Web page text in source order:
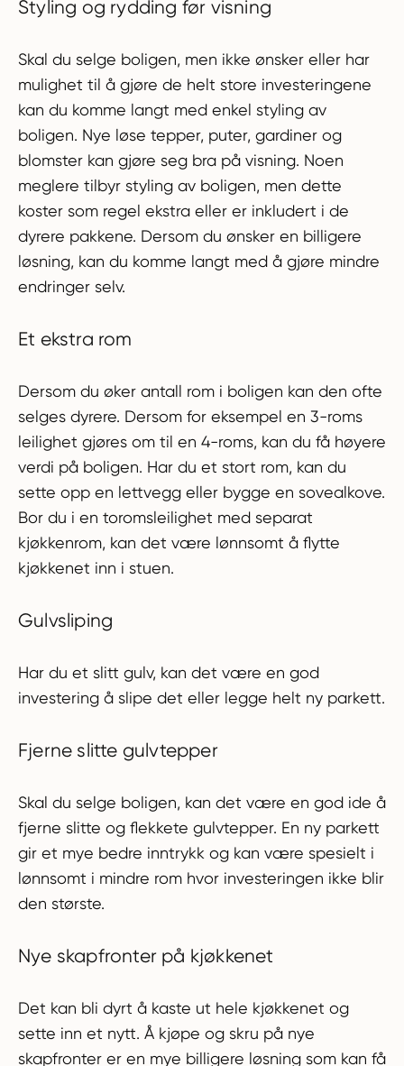
Styling og rydding før visning
Skal du selge boligen, men ikke ønsker eller har
mulighet til å gjøre de helt store investeringene
kan du komme langt med enkel styling av
boligen. Nye løse tepper, puter, gardiner og
blomster kan gjøre seg bra på visning. Noen
meglere tilbyr styling av boligen, men dette
koster som regel ekstra eller er inkludert i de
dyrere pakkene. Dersom du ønsker en billigere
løsning, kan du komme langt med å gjøre mindre
endringer selv.
Et ekstra rom
Dersom du øker antall rom i boligen kan den ofte
selges dyrere. Dersom for eksempel en 3-roms
leilighet gjøres om til en 4-roms, kan du få høyere
verdi på boligen. Har du et stort rom, kan du
sette opp en lettvegg eller bygge en sovealkove.
Bor du i en toromsleilighet med separat
kjøkkenrom, kan det være lønnsomt å flytte
kjøkkenet inn i stuen.
Gulvsliping
Har du et slitt gulv, kan det være en god
investering å slipe det eller legge helt ny parkett.
Fjerne slitte gulvtepper
Skal du selge boligen, kan det være en god ide å
fjerne slitte og flekkete gulvtepper. En ny parkett
gir et mye bedre inntrykk og kan være spesielt i
lønnsomt i mindre rom hvor investeringen ikke blir
den største.
Nye skapfronter på kjøkkenet
Det kan bli dyrt å kaste ut hele kjøkkenet og
sette inn et nytt. Å kjøpe og skru på nye
skapfronter er en mye billigere løsning som kan få